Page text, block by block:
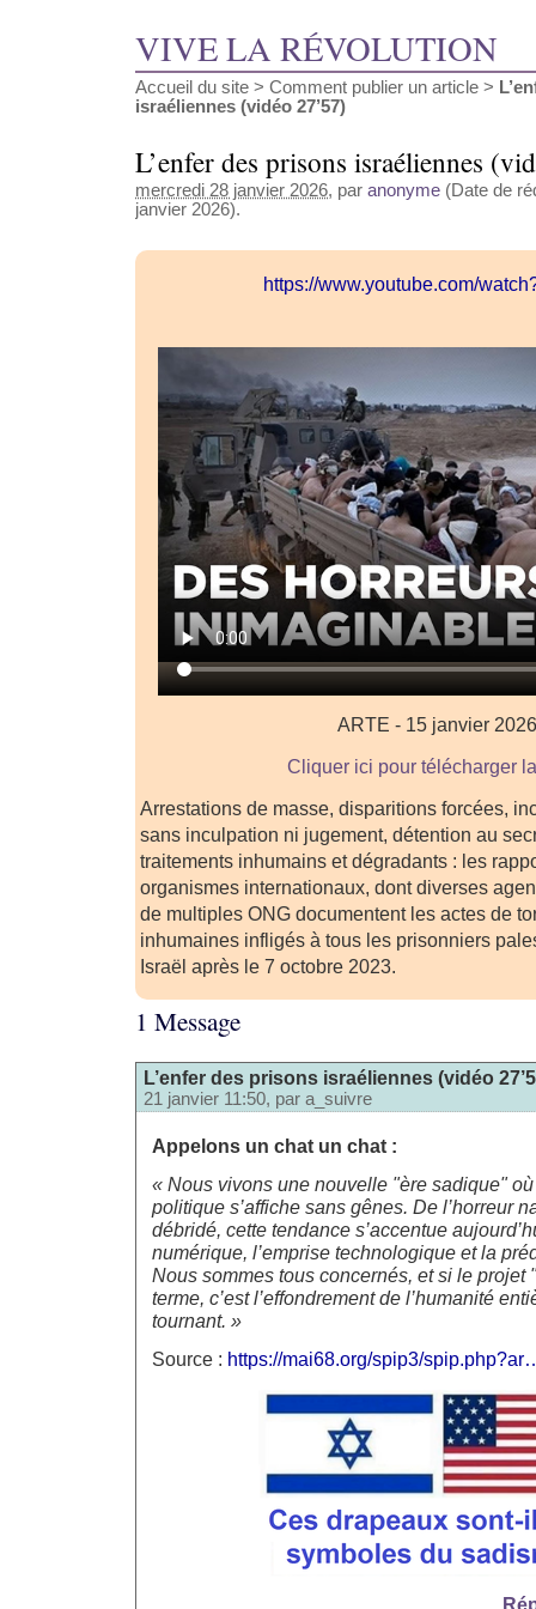
VIVE LA RÉVOLUTION
Accueil du site > Comment publier un article >
israéliennes (vidéo 27’57)
L’enfer des prisons israéliennes
mercredi 28 janvier 2026, par anonyme (Date de
janvier 2026).
https://www.youtube.com/
ARTE - 15 janvier
Cliquer ici pour télécharger
Arrestations de masse, disparitions forcées,
sans inculpation ni jugement, détention au
traitements inhumains et dégradants : les
organismes internationaux, dont diverses
de multiples ONG documentent les actes de
inhumaines infligés à tous les prisonniers
Israël après le 7 octobre 2023.
1 Message
L’enfer des prisons israéliennes (vidéo
21 janvier 11:50, par a_suivre
Appelons un chat un chat :
« Nous vivons une nouvelle "ère sadique"
politique s’affiche sans gênes. De l’horreur
débridé, cette tendance s’accentue
numérique, l’emprise technologique et la
Nous sommes tous concernés, et si le projet
terme, c’est l’effondrement de l’humanité
tournant. »
Source : https://mai68.org/spip3/